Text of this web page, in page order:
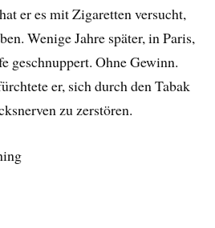
er es mit Zigaretten versucht,
Wenige Jahre später, in Paris,
geschnuppert. Ohne Gewinn.
er, sich durch den Tabak
zu zerstören.